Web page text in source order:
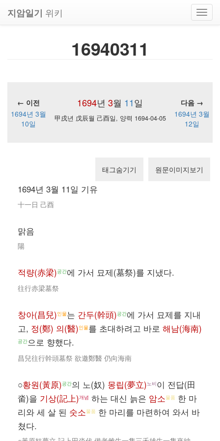
지암일기 위키
16940311
1694년 3월 11일
← 이전
다음 →
1694년 3월
10일
甲戌년 戊辰월 己酉일, 양력 1694-04-05
1694년 3월
12일
태그숨기기 원문이미지보기
1694년 3월 11일 기유
十一日 己酉
맑음
陽
적량(赤梁)공간에 가서 묘제(墓祭)를 지냈다.
往行赤梁墓祭
창아(昌兒)인물는 간두(幹頭)공간에 가서 묘제를 지내
고, 정(鄭) 의(醫)인물를 초대하려고 바로 해남(海南)
공간으로 향했다.
昌兒往行幹頭墓祭 欲邀鄭醫 仍向海南
○황원(黃原)공간의 노(奴) 몽립(夢立)노비이 전답(田
畓)을 기상(記上)개념 하는 대신 늙은 암소물품 한 마
리와 세 살 된 숫소물품 한 마리를 마련하여 와서 바
쳤다.